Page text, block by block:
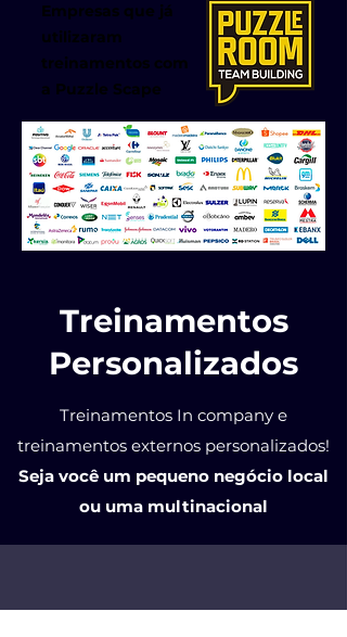
Empresas que já
utilizaram
treinamentos com
a Puzzle Scape
Treinamentos
Personalizados
Treinamentos In company e
treinamentos externos personalizados!
Seja você um pequeno negócio local
ou uma multinacional